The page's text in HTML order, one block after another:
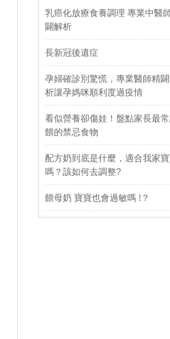
乳癌化放療食養調理 專業中醫
闢解析
長新冠後遺症
孕婦確診別驚慌，專業醫師精
析讓孕媽咪順利度過疫情
看似營養卻傷娃！盤點家長最
餵的禁忌食物
配方奶到底是什麼，適合我家
嗎？該如何去調整?
餵母奶 寶寶也會過敏嗎 !？